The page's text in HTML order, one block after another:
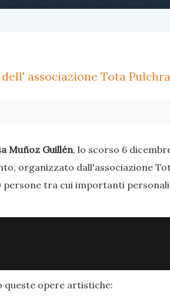
associazione Tota Pulchra
Muñoz Guillén, lo scorso 6
organizzato dall'associazione
persone tra cui importanti
queste opere artistiche: